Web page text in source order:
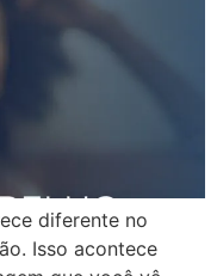
diferente no
Isso acontece